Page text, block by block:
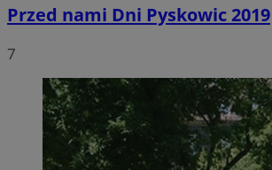
Przed nami Dni Pyskowic 2019
7